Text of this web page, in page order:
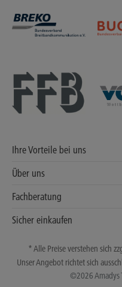
Ihre Vorteile bei uns
Über uns
Fachberatung
Sicher einkaufen
* Alle Preise verstehen sich
Unser Angebot richtet sich
©2026 Amadys